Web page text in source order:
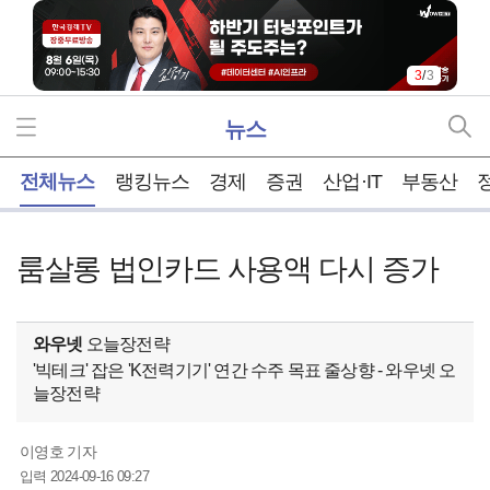
3/3
뉴스
전체뉴스 랭킹뉴스 경제 증권 산업·IT 부동산
룸살롱 법인카드 사용액 다시 증가
와우넷 오늘장전략
'빅테크' 잡은 'K전력기기' 연간 수주 목표 줄상향 - 와우넷 오
늘장전략
이영호 기자
입력 2024-09-16 09:27